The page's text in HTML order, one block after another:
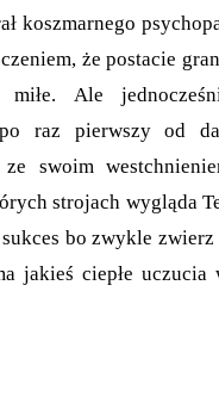
koszmarnego
że postacie
Ale
raz pierwszy od
ze swoim
strojach wygląda
bo zwykle
jakieś ciepłe uczucia